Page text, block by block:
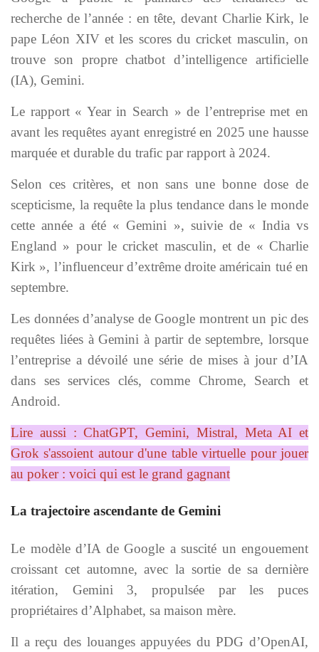
recherche de l’année : en tête, devant Charlie Kirk, le
pape Léon XIV et les scores du cricket masculin, on
trouve son propre chatbot d’intelligence artificielle
(IA), Gemini.
Le rapport « Year in Search » de l’entreprise met en
avant les requêtes ayant enregistré en 2025 une hausse
marquée et durable du trafic par rapport à 2024.
Selon ces critères, et non sans une bonne dose de
scepticisme, la requête la plus tendance dans le monde
cette année a été « Gemini », suivie de « India vs
England » pour le cricket masculin, et de « Charlie
Kirk », l’influenceur d’extrême droite américain tué en
septembre.
Les données d’analyse de Google montrent un pic des
requêtes liées à Gemini à partir de septembre, lorsque
l’entreprise a dévoilé une série de mises à jour d’IA
dans ses services clés, comme Chrome, Search et
Android.
Lire aussi :ChatGPT, Gemini, Mistral, Meta AI et
Grok s'assoient autour d'une table virtuelle pour jouer
au poker : voici qui est le grand gagnant
La trajectoire ascendante de Gemini
Le modèle d’IA de Google a suscité un engouement
croissant cet automne, avec la sortie de sa dernière
itération, Gemini 3, propulsée par les puces
propriétaires d’Alphabet, sa maison mère.
Il a reçu des louanges appuyées du PDG d’OpenAI,